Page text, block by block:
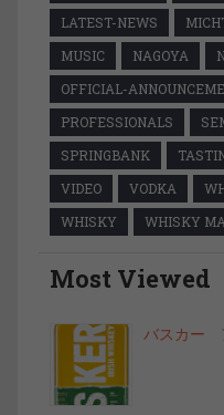
LATEST-NEWS
MUSIC
NAGOYA
OFFICIAL-
PROFESSIONALS
SPRINGBANK
VIDEO
VODKA
WHISKY
WHISKY
Most Viewed
バスカー